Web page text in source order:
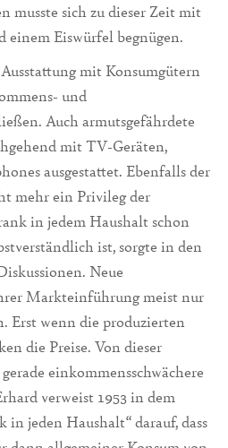
musste sich zu dieser Zeit mit
einem Eiswürfel begnügen.
mit Konsumgütern
und
Auch armutsgefährdete
mit TV-Geräten,
ausgestattet. Ebenfalls der
mehr ein Privileg der
in jedem Haushalt schon
ist, sorgte in den
Neue
Markteinführung meist nur
Erst wenn die produzierten
die Preise. Von dieser
einkommensschwächere
verweist 1953 in dem
jeden Haushalt“ darauf, dass